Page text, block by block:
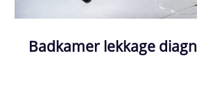
Badkamer lekkage